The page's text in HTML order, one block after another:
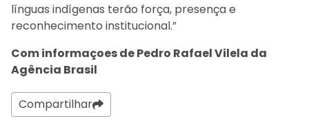
línguas indígenas terão força, presença e
reconhecimento institucional.”
Com informaçoes de Pedro Rafael Vilela da
Agência Brasil
Compartilhar